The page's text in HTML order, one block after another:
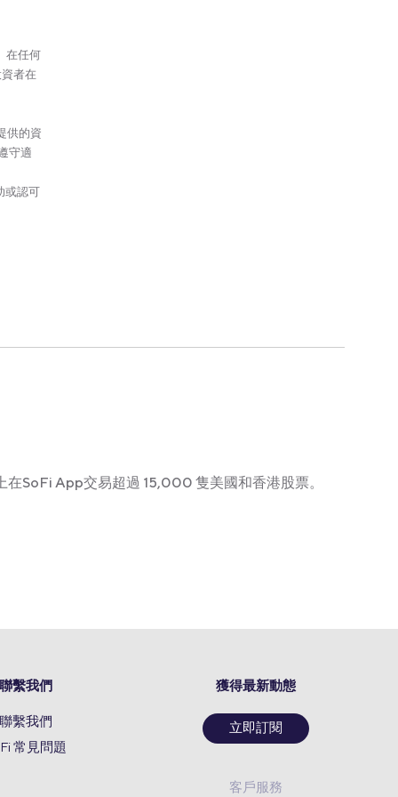
在任何
者在
供的資
守適
或認可
SoFi App交易超過 15,000 隻美國和香港股票。
聯繫我們
聯繫我們
常見問題
獲得最新動態
立即訂閱
客戶服務